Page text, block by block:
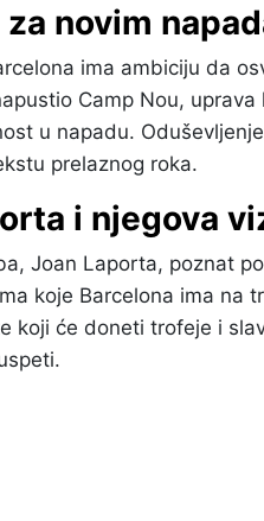
novim
ima ambiciju da
Camp Nou,
u napadu.
prelaznog roka.
i njegova
Joan Laporta, poznat
koje Barcelona ima na
koji će doneti trofeje i